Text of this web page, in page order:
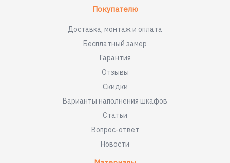
Покупателю
Доставка, монтаж и оплата
Бесплатный замер
Гарантия
Отзывы
Скидки
Варианты наполнения шкафов
Статьи
Вопрос-ответ
Новости